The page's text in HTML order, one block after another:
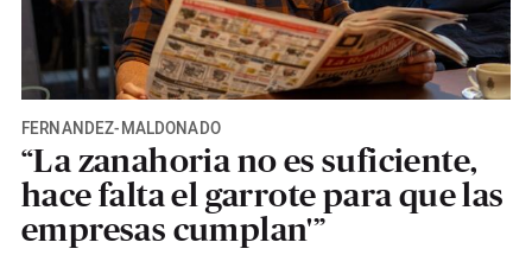
FERNÁNDEZ-MALDONADO
“La zanahoria no es suficiente,
hace falta el garrote para que las
empresas cumplan'”